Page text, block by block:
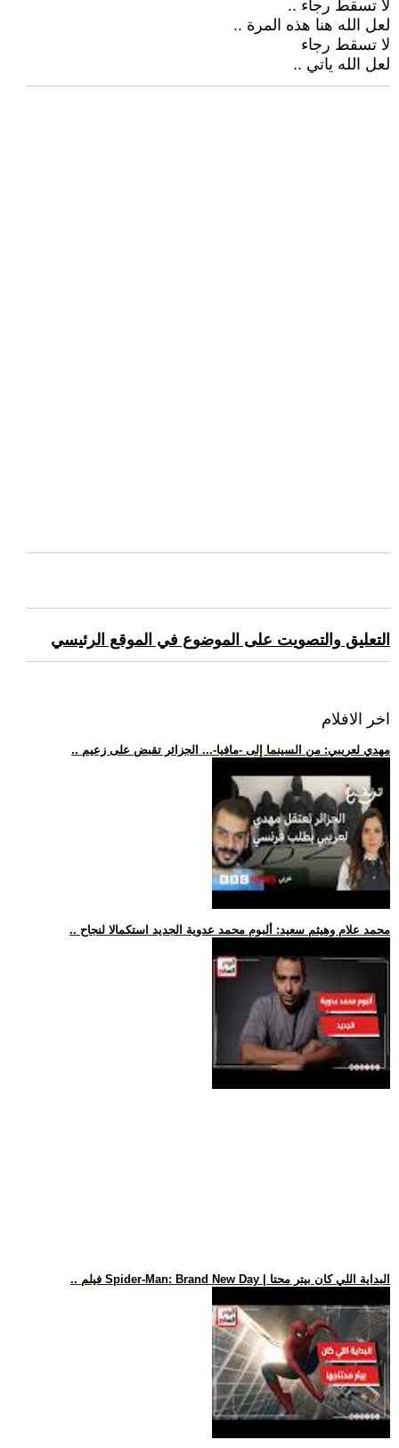
لا تسقط رجاء ..
لعل الله هنا هذه المرة ..
لا تسقط رجاء
لعل الله ياتي ..
التعليق والتصويت على الموضوع في الموقع الرئيسي
اخر الافلام
.. مهدي لعريبي: من السينما إلى -مافيا-... الجزائر تقبض على زعيم
.. محمد علام وهيثم سعيد: ألبوم محمد عدوية الجديد استكمالا لنجاح
.. فيلم Spider-Man: Brand New Day | البداية اللي كان بيتر محتا